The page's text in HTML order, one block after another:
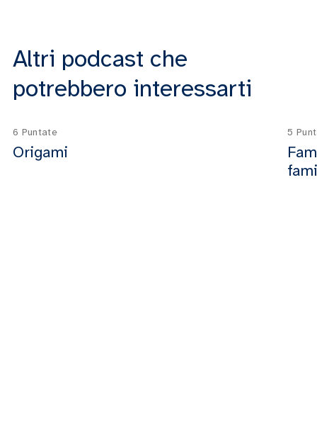
Altri podcast che
potrebbero interessarti
6 Puntate
Origami
5